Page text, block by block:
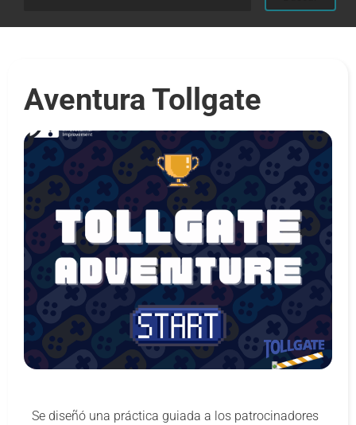
Aventura Tollgate
Se diseñó una práctica guiada a los patrocinadores